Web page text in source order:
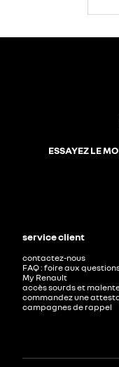
ESSAYEZ LE
service client
contactez-nous
FAQ : foire aux
My Renault
accès sourds et
commandez une
campagnes de rappel